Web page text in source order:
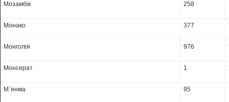
Мозамбік 258
Монако 377
Монголія 976
Монсерат 1
М`янма 95